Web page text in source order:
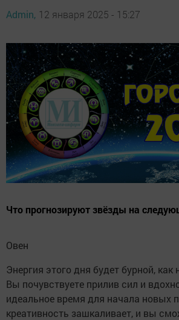
Admin, 12 января 2025 - 15:27
Что прогнозируют звёзды на
Овен
Энергия этого дня будет бурной, как
Вы почувствуете прилив сил и
идеальное время для начала новых
креативность зашкаливает, и вы